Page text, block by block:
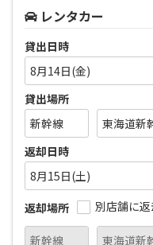
レンタカー
貸出日時
8月14日(金)
貸出場所
返却日時
8月15日(土)
返却場所
別店舗に